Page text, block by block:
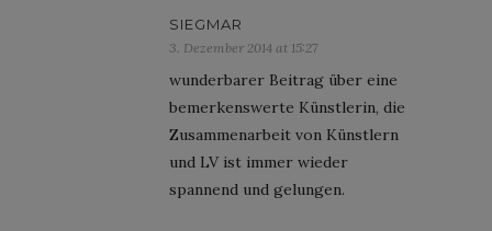
SIEGMAR
3. Dezember 2014 at 15:27
wunderbarer Beitrag über eine
bemerkenswerte Künstlerin, die
Zusammenarbeit von Künstlern
und LV ist immer wieder
spannend und gelungen.